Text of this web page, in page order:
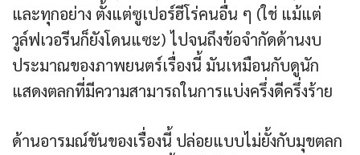
และทุกอย่าง ตั้งแต่ซูเปอร์ฮีโร่คนอื่น ๆ (ใช่ แม้แต่
วูล์ฟเวอรีนก็ยังโดนแซะ) ไปจนถึงข้อจำกัดด้านงบ
ประมาณของภาพยนตร์เรื่องนี้ มันเหมือนกับดูนัก
แสดงตลกที่มีความสามารถในการแบ่งครึ่งดีครึ่งร้าย
ด้านอารมณ์ขันของเรื่องนี้ ปล่อยแบบไม่ยั้งกับมุขตลก